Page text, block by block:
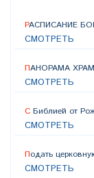
РАСПИСАНИЕ
СМОТРЕТЬ
ПАНОРАМА
СМОТРЕТЬ
С Библией от
СМОТРЕТЬ
Подать
СМОТРЕТЬ